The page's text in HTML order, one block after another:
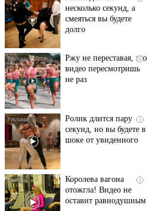
несколько секунд, а
смеяться вы будете
долго
i
Ржу не переставая, это
видео пересмотришь
не раз
i
Ролик длится пару
секунд, но вы будете в
шоке от увиденного
i
Королева вагона
отожгла! Видео не
оставит равнодушным